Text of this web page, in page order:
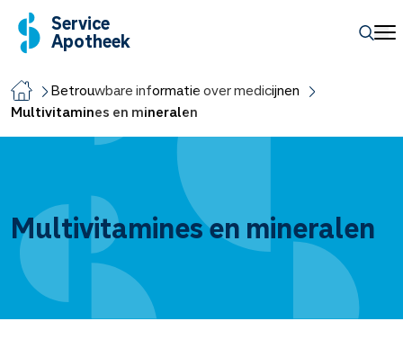
Service
Apotheek
Betrouwbare informatie over medicijnen
Multivitamines en mineralen
Multivitamines en mineralen